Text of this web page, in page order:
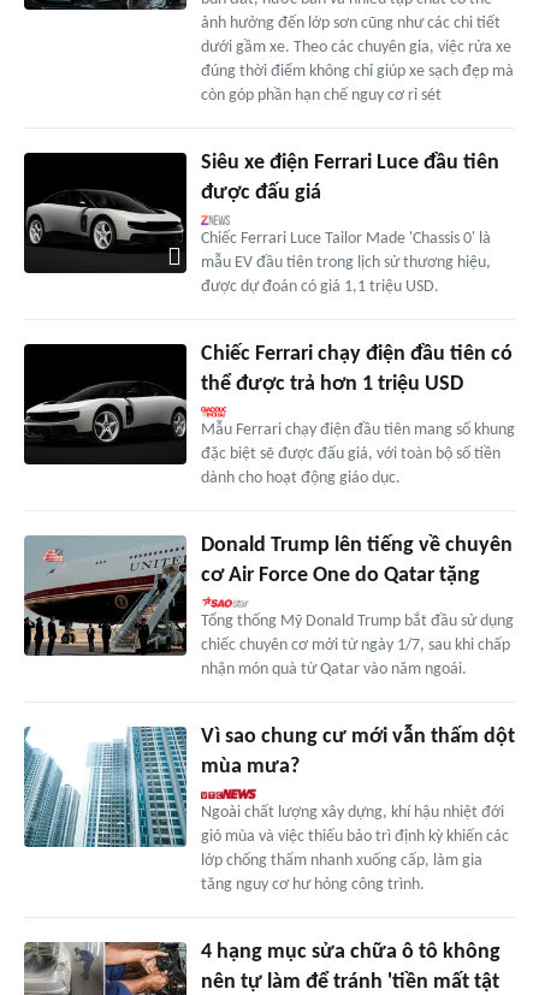
ảnh hưởng đến lớp sơn cũng như các chi tiết
dưới gầm xe. Theo các chuyên gia, việc rửa xe
đúng thời điểm không chỉ giúp xe sạch đẹp mà
còn góp phần hạn chế nguy cơ rỉ sét
Siêu xe điện Ferrari Luce đầu tiên
được đấu giá
Chiếc Ferrari Luce Tailor Made 'Chassis 0' là
mẫu EV đầu tiên trong lịch sử thương hiệu,
được dự đoán có giá 1,1 triệu USD.
Chiếc Ferrari chạy điện đầu tiên có
thể được trả hơn 1 triệu USD
Mẫu Ferrari chạy điện đầu tiên mang số khung
đặc biệt sẽ được đấu giá, với toàn bộ số tiền
dành cho hoạt động giáo dục.
Donald Trump lên tiếng về chuyên
cơ Air Force One do Qatar tặng
Tổng thống Mỹ Donald Trump bắt đầu sử dụng
chiếc chuyên cơ mới từ ngày 1/7, sau khi chấp
nhận món quà từ Qatar vào năm ngoái.
Vì sao chung cư mới vẫn thấm dột
mùa mưa?
Ngoài chất lượng xây dựng, khí hậu nhiệt đới
gió mùa và việc thiếu bảo trì định kỳ khiến các
lớp chống thấm nhanh xuống cấp, làm gia
tăng nguy cơ hư hỏng công trình.
4 hạng mục sửa chữa ô tô không
nên tự làm để tránh 'tiền mất tật